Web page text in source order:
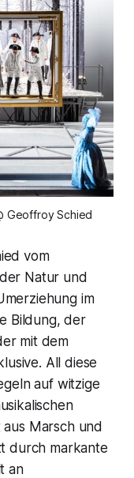
Geoffroy Schied
vom
Natur und
im
Bildung, der
mit dem
All diese
auf witzige
aus Marsch und
durch markante
an